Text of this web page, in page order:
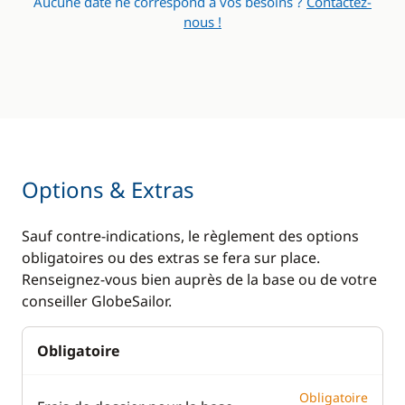
Réfrigérateur
Ventilateurs
nous !
Options & Extras
Sauf contre-indications, le règlement des options
obligatoires ou des extras se fera sur place.
Renseignez-vous bien auprès de la base ou de votre
conseiller GlobeSailor.
Obligatoire
Obligatoire